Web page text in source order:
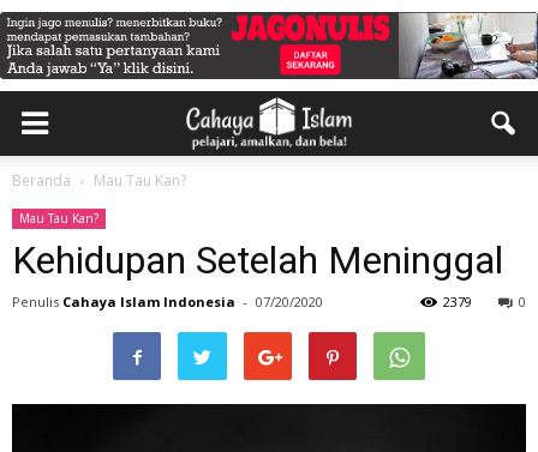
Beranda Mau Tau Kan?
Mau Tau Kan?
Kehidupan Setelah Meninggal
Penulis Cahaya Islam Indonesia - 07/20/2020 0
2379